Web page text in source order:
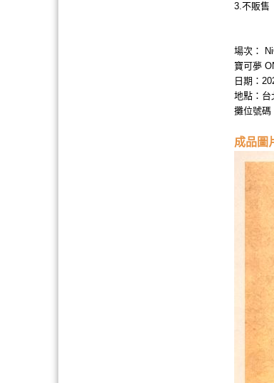
3.不販售
場次：
寶可夢
日期：
地點：台
攤位號碼
成品圖